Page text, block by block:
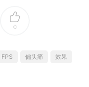
0
FPS 偏头痛
效果